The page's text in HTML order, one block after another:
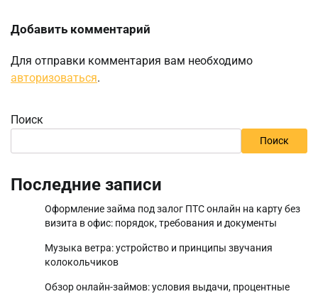
Добавить комментарий
Для отправки комментария вам необходимо
авторизоваться.
Поиск
Поиск
Последние записи
Оформление займа под залог ПТС онлайн на карту без
визита в офис: порядок, требования и документы
Музыка ветра: устройство и принципы звучания
колокольчиков
Обзор онлайн-займов: условия выдачи, процентные